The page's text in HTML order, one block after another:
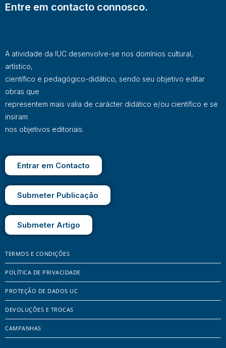
Entre em contacto connosco.
A atividade da IUC desenvolve-se nos domínios cultural,
artístico,
científico e pedagógico-didático, sendo seu objetivo editar
obras que
representem mais valia de carácter didático e/ou científico e se
insiram
nos objetivos editoriais.
Entrar em Contacto
Submeter Publicação
Submeter Artigo
TERMOS E CONDIÇÕES
POLÍTICA DE PRIVACIDADE
PROTEÇÃO DE DADOS UC
DEVOLUÇÕES E TROCAS
CAMPANHAS